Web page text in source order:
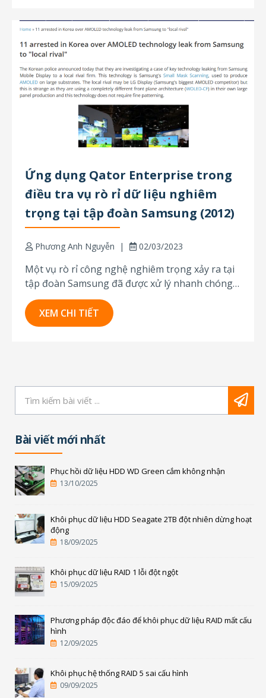
Ứng dụng Qator Enterprise trong
điều tra vụ rò rỉ dữ liệu nghiêm
trọng tại tập đoàn Samsung (2012)
Phương Anh Nguyễn 02/03/2023
Một vụ rò rỉ công nghệ nghiêm trọng xảy ra tại
tập đoàn Samsung đã được xử lý nhanh chóng
nhờ có sự hỗ trợ của Qator Enterprise. Báo chí
Hàn Quốc đưa tin về vụ rò rỉ công nghệ nghiêm
trọng tại Samsung Tháng 5/2012, 11 người đã
XEM CHI TIẾT
Bài viết mới nhất
Phục hồi dữ liệu HDD WD Green cắm không nhận
13/10/2025
Khôi phục dữ liệu HDD Seagate 2TB đột nhiên dừng hoạt
động
18/09/2025
Khôi phục dữ liệu RAID 1 lỗi đột ngột
15/09/2025
Phương pháp độc đáo để khôi phục dữ liệu RAID mất cấu
hình
12/09/2025
Khôi phục hệ thống RAID 5 sai cấu hình
09/09/2025